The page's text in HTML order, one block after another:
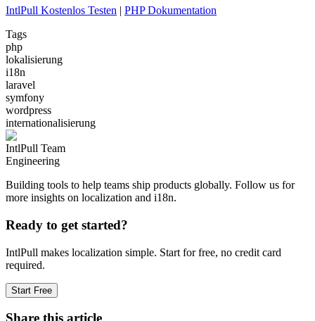
IntlPull Kostenlos Testen | PHP Dokumentation
Tags
php
lokalisierung
i18n
laravel
symfony
wordpress
internationalisierung
IntlPull Team
Engineering
Building tools to help teams ship products globally. Follow us for
more insights on localization and i18n.
Ready to get started?
IntlPull makes localization simple. Start for free, no credit card
required.
Start Free